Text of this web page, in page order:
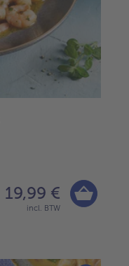
19,99 €
incl. BTW